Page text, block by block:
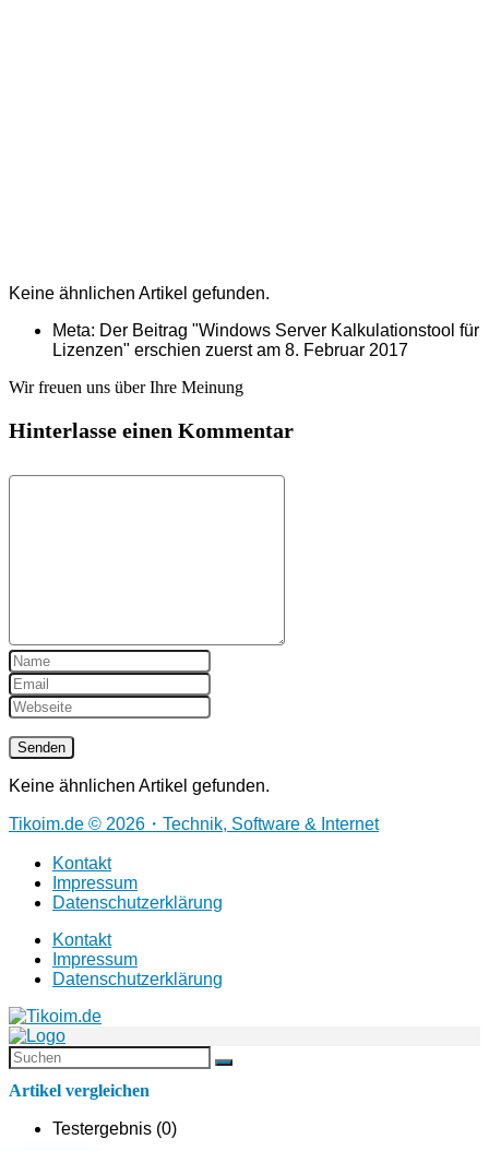
Keine ähnlichen Artikel gefunden.
Meta: Der Beitrag "Windows Server Kalkulationstool für
Lizenzen" erschien zuerst am 8. Februar 2017
Wir freuen uns über Ihre Meinung
Hinterlasse einen Kommentar
Keine ähnlichen Artikel gefunden.
Tikoim.de © 2026・Technik, Software & Internet
Kontakt
Impressum
Datenschutzerklärung
Kontakt
Impressum
Datenschutzerklärung
Artikel vergleichen
Testergebnis (0)